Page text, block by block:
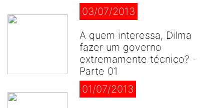
03/07/2013
A quem interessa, Dilma
fazer um governo
extremamente técnico? -
Parte 01
01/07/2013